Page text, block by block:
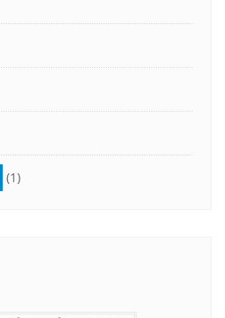
(1)